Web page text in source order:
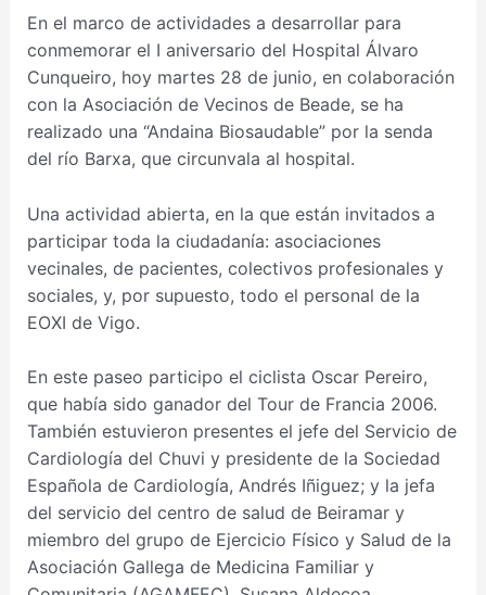
En el marco de actividades a desarrollar para
conmemorar el I aniversario del Hospital Álvaro
Cunqueiro, hoy martes 28 de junio, en colaboración
con la Asociación de Vecinos de Beade, se ha
realizado una “Andaina Biosaudable” por la senda
del río Barxa, que circunvala al hospital.
Una actividad abierta, en la que están invitados a
participar toda la ciudadanía: asociaciones
vecinales, de pacientes, colectivos profesionales y
sociales, y, por supuesto, todo el personal de la
EOXI de Vigo.
En este paseo participo el ciclista Oscar Pereiro,
que había sido ganador del Tour de Francia 2006.
También estuvieron presentes el jefe del Servicio de
Cardiología del Chuvi y presidente de la Sociedad
Española de Cardiología, Andrés Iñiguez; y la jefa
del servicio del centro de salud de Beiramar y
miembro del grupo de Ejercicio Físico y Salud de la
Asociación Gallega de Medicina Familiar y